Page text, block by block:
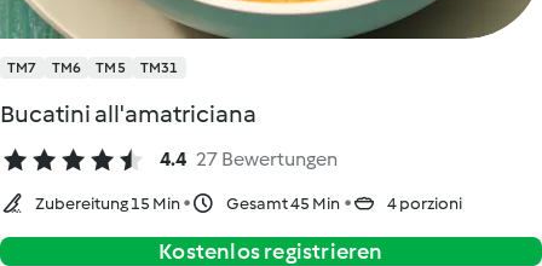
TM7 TM6 TM5 TM31
Bucatini all'amatriciana
4.4 27 Bewertungen
Zubereitung 15 Min Gesamt 45 Min 4 porzioni
Kostenlos registrieren